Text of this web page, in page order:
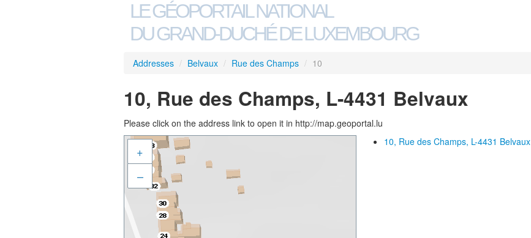
LE GÉOPORTAIL NATIONAL
DU GRAND-DUCHÉ DE LUXEMBOURG
Addresses / Belvaux / Rue des Champs / 10
10, Rue des Champs, L-4431 Belvaux
Please click on the address link to open it in http://map.geoportal.lu
+
–
10, Rue des Champs, L-4431 Belvaux